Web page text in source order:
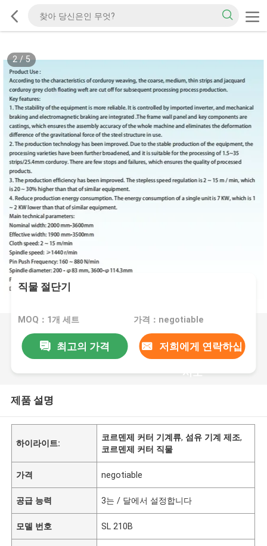
2/5
직물 절단기
MOQ：1개 세트 가격：negotiable
최고의 가격 저희에게 연락하십
시오
제품 설명
하이라이트:
코르덴제 커터 기계류,섬유 기계 제조,
코르덴제 커터 직물
가격 negotiable
공급 능력 3는 / 달에서 설정합니다
모델 번호 SL 210B